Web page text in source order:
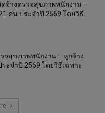
จ้างตรวจสุขภาพพนักงาน –
คน ประจำปี 2569 โดยวิธี
จสุขภาพพนักงาน – ลูกจ้าง
ะจำปี 2569 โดยวิธีเฉพาะ